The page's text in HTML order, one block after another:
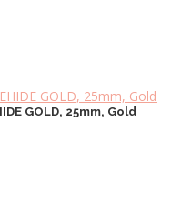
GOLD, 25mm, Gold